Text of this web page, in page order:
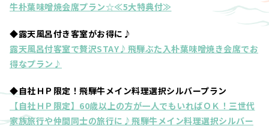
牛朴葉味噌焼会席プラン☆≪5大特典付≫
◆露天風呂付き客室がお得に♪
露天風呂付客室で贅沢STAY♪飛騨ぶた入朴葉味噌焼き会席でお
得なプラン♪
◆自社ＨＰ限定！飛騨牛メイン料理選択シルバープラン
【自社ＨＰ限定】60歳以上の方が一人でもいればＯＫ！三世代
家族旅行や仲間同士の旅行に♪飛騨牛メイン料理選択シルバー